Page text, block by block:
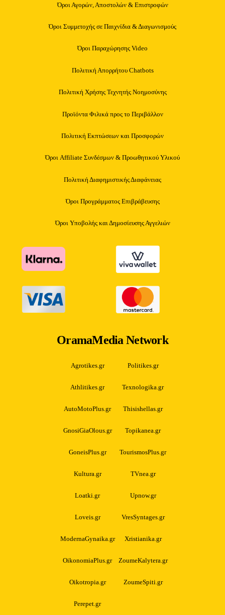
Όροι Αγορών, Αποστολών & Επιστροφών
Όροι Συμμετοχής σε Παιχνίδια & Διαγωνισμούς
Όροι Παραχώρησης Video
Πολιτική Απορρήτου Chatbots
Πολιτική Χρήσης Τεχνητής Νοημοσύνης
Προϊόντα Φιλικά προς το Περιβάλλον
Πολιτική Εκπτώσεων και Προσφορών
Όροι Affiliate Συνδέσμων & Προωθητικού Υλικού
Πολιτική Διαφημιστικής Διαφάνειας
Όροι Προγράμματος Επιβράβευσης
Όροι Υποβολής και Δημοσίευσης Αγγελιών
OramaMedia Network
Agrotikes.gr Politikes.gr
Athlitikes.gr Texnologika.gr
AutoMotoPlus.gr Thisishellas.gr
GnosiGiaOlous.gr Topikanea.gr
GoneisPlus.gr TourismosPlus.gr
Kultura.gr TVnea.gr
Loatki.gr Upnow.gr
Loveis.gr VresSyntages.gr
ModernaGynaika.gr Xristianika.gr
OikonomiaPlus.gr ZoumeKalytera.gr
Oikotropia.gr ZoumeSpiti.gr
Perepet.gr